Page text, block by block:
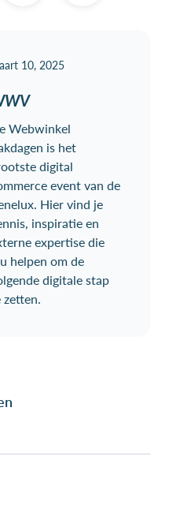
10, 2025
Webwinkel
is het
digital
event van de
Hier vind je
inspiratie en
expertise die
helpen om de
digitale stap
zetten.